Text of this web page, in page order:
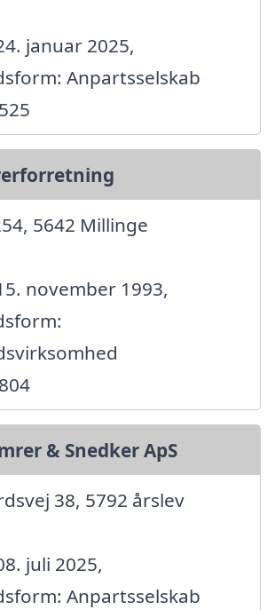
januar 2025,
Anpartsselskab
5642 Millinge
november 1993,
& Snedker ApS
38, 5792 årslev
juli 2025,
Anpartsselskab